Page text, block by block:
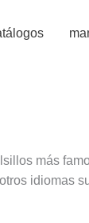
más
idiomas